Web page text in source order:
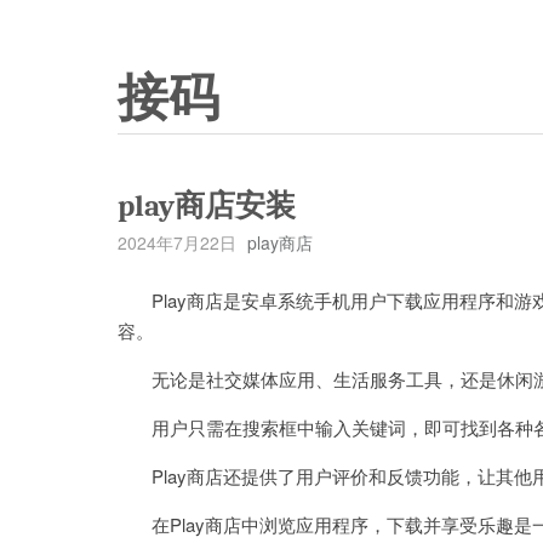
接码
play商店安装
2024年7月22日 play商店
Play商店是安卓系统手机用户下载应用程序和游
容。
无论是社交媒体应用、生活服务工具，还是休闲
用户只需在搜索框中输入关键词，即可找到各种
Play商店还提供了用户评价和反馈功能，让其他
在Play商店中浏览应用程序，下载并享受乐趣是